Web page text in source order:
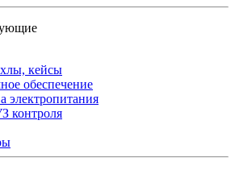
кейсы
обеспечение
электропитания
контроля